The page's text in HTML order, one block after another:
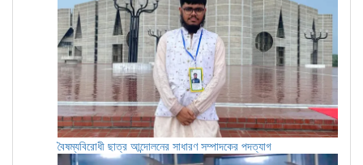
বৈষম্যবিরোধী ছাত্র আন্দোলনের সাধারণ সম্পাদকের পদত্যাগ